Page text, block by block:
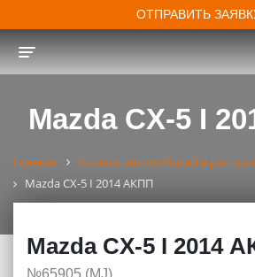
ОТПРАВИТЬ
Mazda CX-5 I
Главная
Каталог автомобилей в
Mazda CX-5 I 2014 АКПП
Mazda CX-5 I 2014
№65905 (МJ)